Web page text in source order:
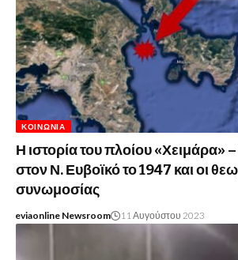
ΚΟΙΝΩΝΊΑ
Η ιστορία του πλοίου «Χειμάρα»
στον Ν. Ευβοϊκό το 1947 και οι
συνωμοσίας
eviaonline Newsroom 11 Αυγούστου 2023